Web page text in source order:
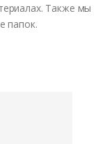
. Также мы
папок.